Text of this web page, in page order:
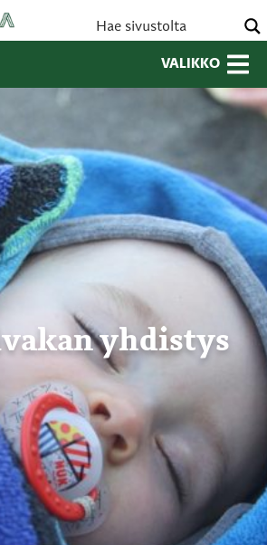
VALIKKO
yhdistys